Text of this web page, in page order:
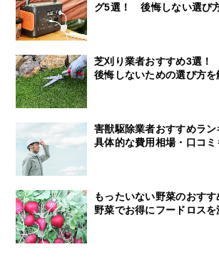
グ5選！ 後悔しない選び
芝刈り業者おすすめ3選
後悔しないための選び方を
害獣駆除業者おすすめラ
具体的な費用相場・口コミ
もったいない野菜のおす
野菜でお得にフードロスを